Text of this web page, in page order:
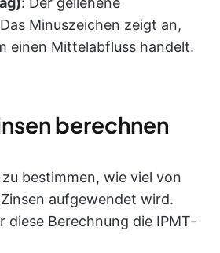
Minuszeichen zeigt an,
einen Mittelabfluss handelt.
berechnen
bestimmen, wie viel von
aufgewendet wird.
diese Berechnung die IPMT-